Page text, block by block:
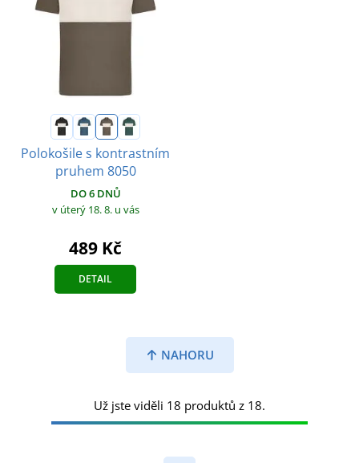
Polokošile s kontrastním
pruhem 8050
DO 6 DNŮ
v úterý 18. 8. u vás
489 Kč
DETAIL
NAHORU
Už jste viděli 18 produktů z 18.